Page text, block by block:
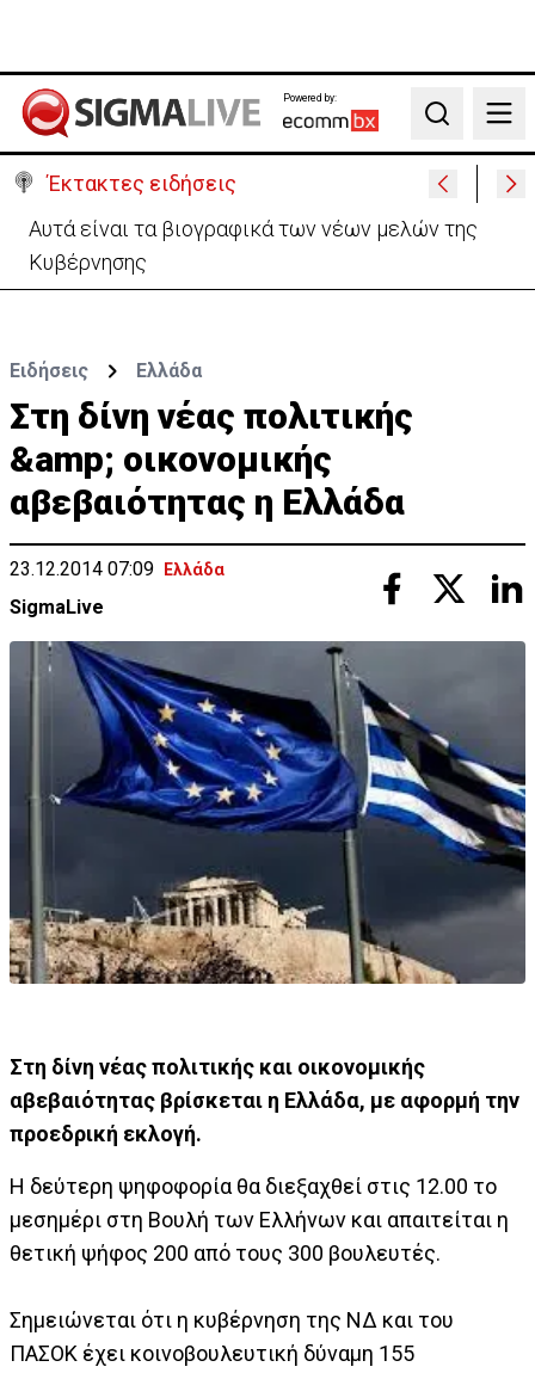
Powered by:
Search
Έκτακτες ειδήσεις
Χειροπέδες σε 37χρονο-Παρίστανε τον εισαγωγέα
αυτοκινήτων και άρπαξε €827,400
Ειδήσεις Ελλάδα
Στη δίνη νέας πολιτικής
&amp; οικονομικής
αβεβαιότητας η Ελλάδα
23.12.2014 07:09 Ελλάδα
SigmaLive
Στη δίνη νέας πολιτικής και οικονομικής
αβεβαιότητας βρίσκεται η Ελλάδα, με αφορμή την
προεδρική εκλογή.
Η δεύτερη ψηφοφορία θα διεξαχθεί στις 12.00 το
μεσημέρι στη Βουλή των Ελλήνων και απαιτείται η
θετική ψήφος 200 από τους 300 βουλευτές.
Σημειώνεται ότι η κυβέρνηση της ΝΔ και του
ΠΑΣΟΚ έχει κοινοβουλευτική δύναμη 155